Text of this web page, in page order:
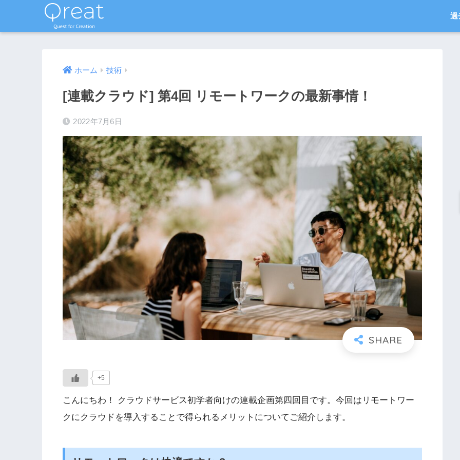
過
ホーム 技術
[連載クラウド] 第4回 リモートワークの最新事情！
2022年7月6日
+5
こんにちわ！ クラウドサービス初学者向けの連載企画第四回目です。今回はリモートワー
クにクラウドを導入することで得られるメリットについてご紹介します。